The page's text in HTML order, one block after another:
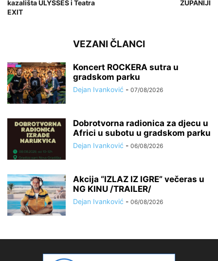
kazališta ULYSSES i Teatra
EXIT
ŽUPANIJI
VEZANI ČLANCI
Koncert ROCKERA sutra u
gradskom parku
Dejan Ivanković - 07/08/2026
Dobrotvorna radionica za djecu u
Africi u subotu u gradskom parku
Dejan Ivanković - 06/08/2026
Akcija “IZLAZ IZ IGRE” večeras u
NG KINU /TRAILER/
Dejan Ivanković - 06/08/2026